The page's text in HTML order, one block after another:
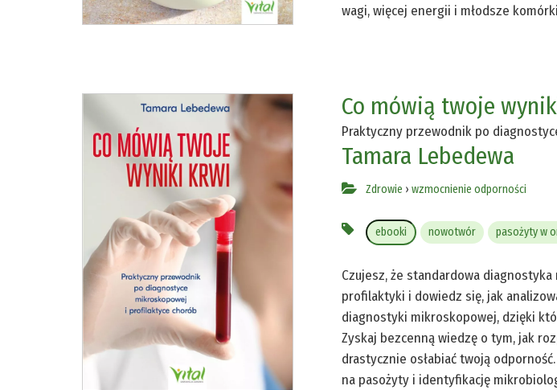
wagi, więcej energii i młodsze
Co mówią twoje
Praktyczny przewodnik po
Tamara Lebedewa
Zdrowie › wzmocnienie odporności
ebooki nowotwór pasożyty w
Czujesz, że standardowa
profilaktyki i dowiedz się, jak
diagnostyki mikroskopowej, dzięki
Zyskaj bezcenną wiedzę o tym, jak
drastycznie osłabiać twoją
na pasożyty i identyfikację